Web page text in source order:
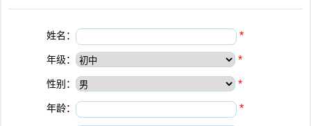
姓名： *
年级： *
性别： *
年龄： *